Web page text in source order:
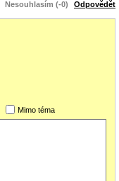
Nesouhlasím (-0) Odpovědět
Mimo téma